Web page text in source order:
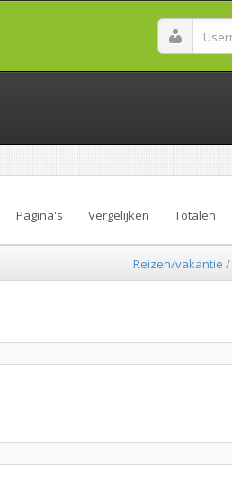
Pagina's Vergelijken Totalen
Reizen/vakantie /